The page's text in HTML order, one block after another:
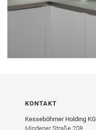
KONTAKT
Kesseböhmer Holding KG
Mindener Straße 208